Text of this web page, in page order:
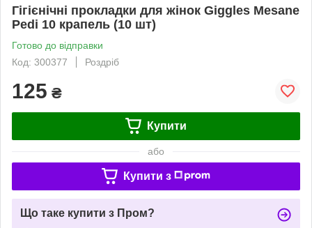
Гігієнічні прокладки для жінок Giggles Mesane
Pedi 10 крапель (10 шт)
Готово до відправки
Код: 300377
Роздріб
125 ₴
Купити
або
Купити з
Що таке купити з Пром?